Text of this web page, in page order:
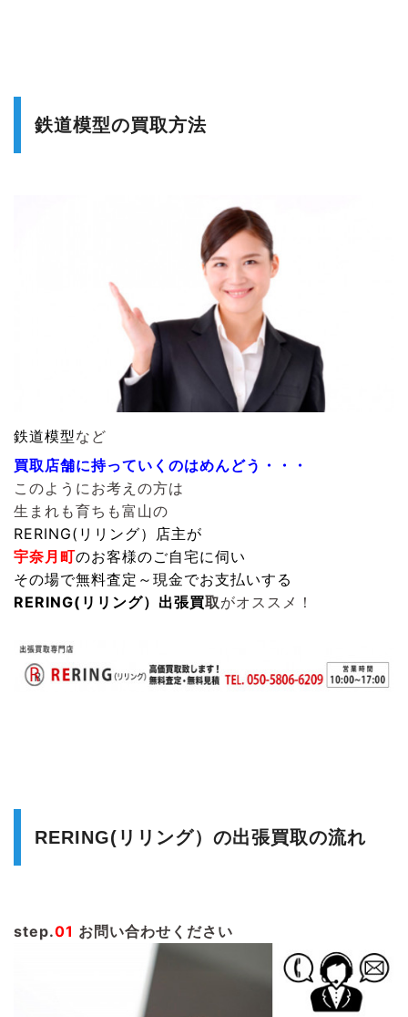
鉄道模型の買取方法
鉄道模型など
買取店舗に持っていくのはめんどう・・・
このようにお考えの方は
生まれも育ちも富山の
RERING(リリング） 店主が
宇奈月町のお客様のご自宅に伺い
その場で無料査定～現金でお支払いする
RERING(リリング） 出張買取がオススメ！
RERING(リリング）の出張買取の流れ
step.01 お問い合わせください